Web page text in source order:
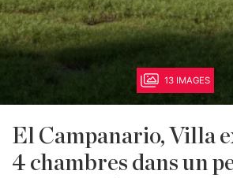
13 IMAGES
El Campanario, Villa
4 chambres dans un